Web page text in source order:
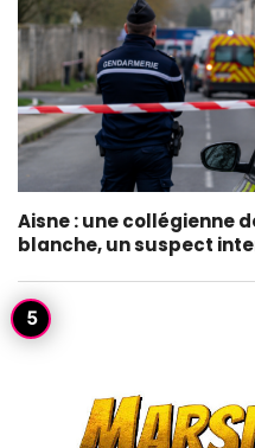
Aisne : une collégienne
blanche, un suspect